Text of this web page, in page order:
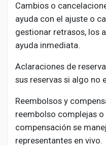
Cambios o
ayuda con el ajuste o
gestionar retrasos, los
ayuda inmediata.
Aclaraciones de
sus reservas si algo no
Reembolsos y
reembolso complejas
compensación se
representantes en vivo.